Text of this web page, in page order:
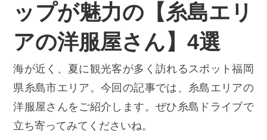
ップが魅力の【糸島エリ
アの洋服屋さん】4選
海が近く、夏に観光客が多く訪れるスポット福岡
県糸島市エリア。今回の記事では、糸島エリアの
洋服屋さんをご紹介します。ぜひ糸島ドライブで
立ち寄ってみてくださいね。